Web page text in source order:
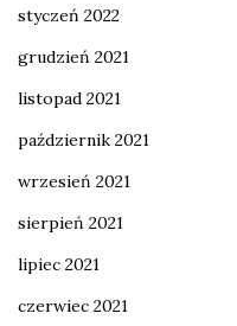
styczeń 2022
grudzień 2021
listopad 2021
październik 2021
wrzesień 2021
sierpień 2021
lipiec 2021
czerwiec 2021